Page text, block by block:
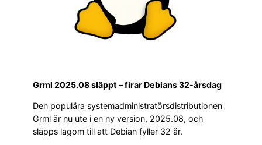
Grml 2025.08 släppt – firar Debians 32-årsdag
Den populära systemadministratörsdistributionen
Grml är nu ute i en ny version, 2025.08, och
släpps lagom till att Debian fyller 32 år.